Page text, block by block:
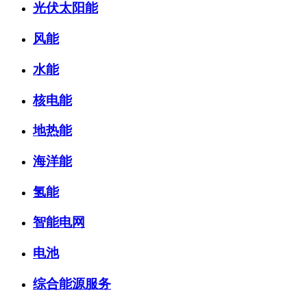
光伏太阳能
风能
水能
核电能
地热能
海洋能
氢能
智能电网
电池
综合能源服务